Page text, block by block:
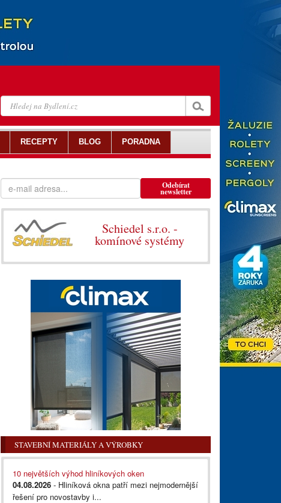
Odebírat
newsletter
Schiedel s.r.o. -
komínové systémy
STAVEBNÍ MATERIÁLY A VÝROBKY
10 největších výhod hliníkových oken
04.08.2026 - Hliníková okna patří mezi nejmodernější
řešení pro novostavby i...
RECEPTY BLOG PORADNA